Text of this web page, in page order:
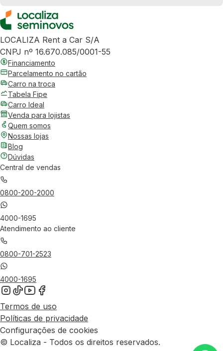
LOCALIZA Rent a Car S/A
CNPJ nº 16.670.085/0001-55
Financiamento
Parcelamento no cartão
Carro na troca
Tabela Fipe
Carro Ideal
Venda para lojistas
Quem somos
Nossas lojas
Blog
Dúvidas
Central de vendas
0800-200-2000
4000-1695
Atendimento ao cliente
0800-701-2523
4000-1695
Termos de uso
Políticas de privacidade
Configurações de cookies
© Localiza - Todos os direitos reservados.